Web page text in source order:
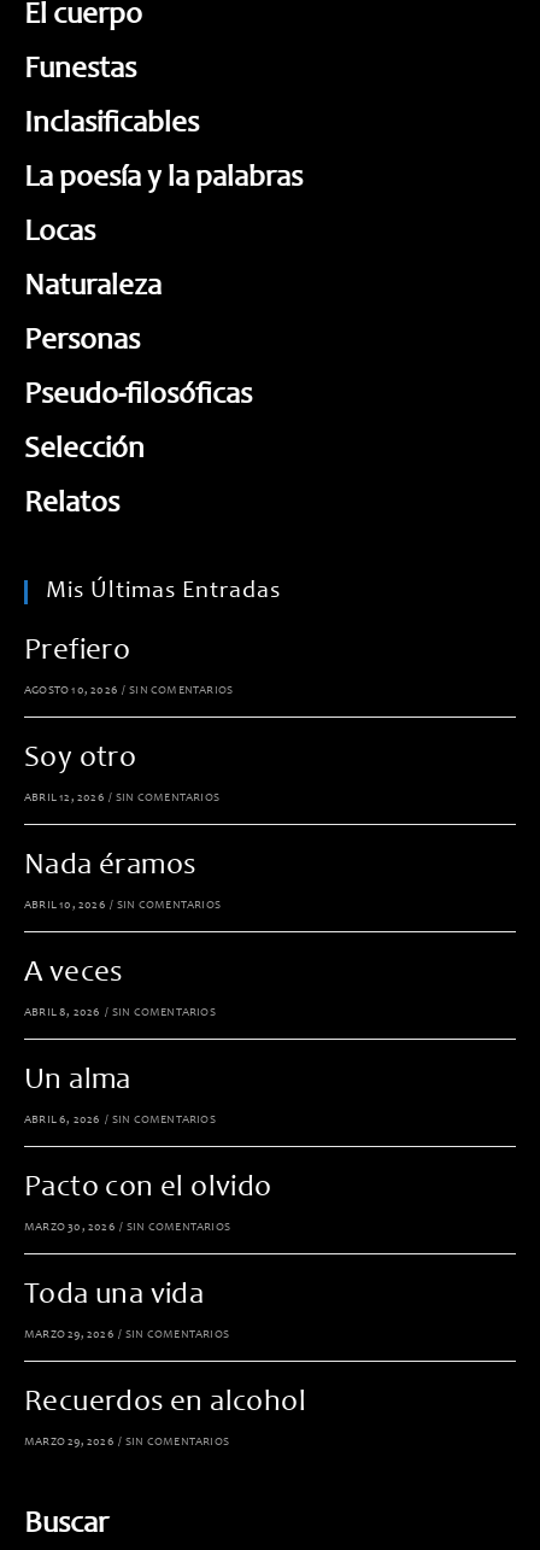
El cuerpo
Funestas
Inclasificables
La poesía y la palabras
Locas
Naturaleza
Personas
Pseudo-filosóficas
Selección
Relatos
Mis Últimas Entradas
Prefiero
AGOSTO 10, 2026 / SIN COMENTARIOS
Soy otro
ABRIL 12, 2026 / SIN COMENTARIOS
Nada éramos
ABRIL 10, 2026 / SIN COMENTARIOS
A veces
ABRIL 8, 2026 / SIN COMENTARIOS
Un alma
ABRIL 6, 2026 / SIN COMENTARIOS
Pacto con el olvido
MARZO 30, 2026 / SIN COMENTARIOS
Toda una vida
MARZO 29, 2026 / SIN COMENTARIOS
Recuerdos en alcohol
MARZO 29, 2026 / SIN COMENTARIOS
Buscar